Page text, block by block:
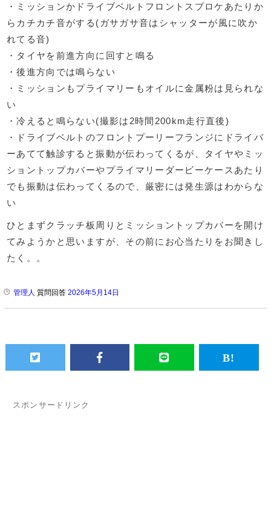
・ミッションかドライブベルトフロントスプロケあたりか
らカチカチ音がする(ガサガサ音はシャッターが風に吹か
れてる音)
・タイヤを前進方向に回すと鳴る
・後進方向では鳴らない
・ミッションもプライマリーもオイルに金属粉は見られな
い
・冷えると鳴らない(撮影は2時間200km走行直後)
・ドライブベルトのフロントプーリーフランジにドライバ
ーあてて触診すると振動が伝わってくるが、タイヤやミッ
ショントップカバーやプライマリーダービーケースあたり
でも振動は伝わってくるので、厳密には発生源はわからな
い
ひとまずクラッチ板周りとミッショントップカバーを開け
てみようかと思いますが、その前にお心当たりをお聞きし
たく。。
管理人 質問回答 2026年5月14日
スポンサードリンク